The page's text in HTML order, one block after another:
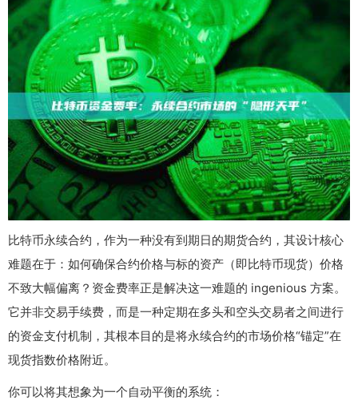
比特币永续合约，作为一种没有到期日的期货合约，其设计核心
难题在于：如何确保合约价格与标的资产（即比特币现货）价格
不致大幅偏离？资金费率正是解决这一难题的 ingenious 方案。
它并非交易手续费，而是一种定期在多头和空头交易者之间进行
的资金支付机制，其根本目的是将永续合约的市场价格“锚定”在
现货指数价格附近。
你可以将其想象为一个自动平衡的系统：